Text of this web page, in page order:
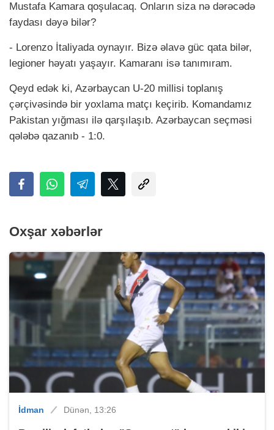
Mustafa Kamara qoşulacaq. Onların siza nə dərəcədə
faydası dəyə bilər?
- Lorenzo İtaliyada oynayır. Bizə əlavə güc qata bilər,
legioner həyatı yaşayır. Kamaranı isə tanımıram.
Qeyd edək ki, Azərbaycan U-20 millisi toplanış
çərçivəsində bir yoxlama matçı keçirib. Komandamız
Pakistan yığması ilə qarşılaşıb. Azərbaycan seçməsi
qələbə qazanıb - 1:0.
Oxşar xəbərlər
İdman Dünən, 13:26